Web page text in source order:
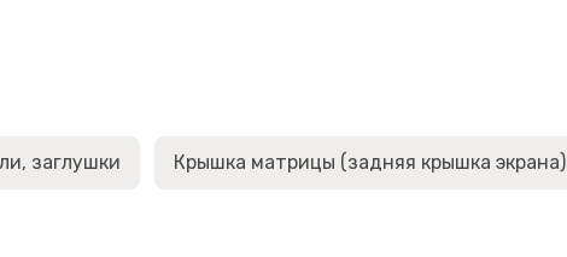
заглушки Крышка матрицы (задняя крышка экрана)